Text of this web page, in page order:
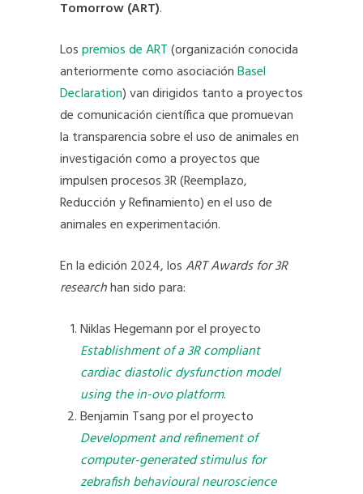
Tomorrow (ART).
Lospremios de ART(organización conocida
anteriormente como asociaciónBasel
Declaration) van dirigidos tanto a proyectos
de comunicación científica que promuevan
la transparencia sobre el uso de animales en
investigación como a proyectos que
impulsen procesos 3R (Reemplazo,
Reducción y Refinamiento) en el uso de
animales en experimentación.
En la edición 2024, losART Awards for 3R
researchhan sido para:
Niklas Hegemann por el proyecto
Establishment of a 3R compliant
cardiac diastolic dysfunction model
using the in-ovo platform.
Benjamin Tsang por el proyecto
Development and refinement of
computer-generated stimulus for
zebrafish behavioural neuroscience